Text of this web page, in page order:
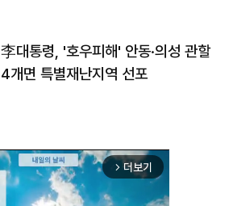
李대통령, '호우피해' 안동·의성 관할
4개면 특별재난지역 선포
arrow_forward_ios 더보기